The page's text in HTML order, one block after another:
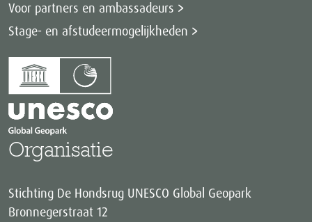
Voor partners en ambassadeurs
Stage- en afstudeermogelijkheden
Organisatie
Stichting De Hondsrug UNESCO Global Geopark
Bronnegerstraat 12